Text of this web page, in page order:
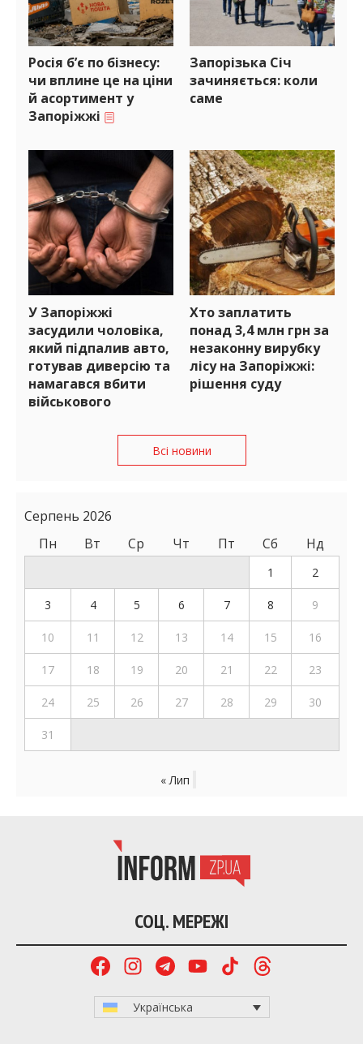
Росія б’є по бізнесу:
чи вплине це на ціни
й асортимент у
Запоріжжі
Запорізька Січ
зачиняється: коли
саме
У Запоріжжі
засудили чоловіка,
який підпалив авто,
готував диверсію та
намагався вбити
військового
Хто заплатить
понад 3,4 млн грн за
незаконну вирубку
лісу на Запоріжжі:
рішення суду
Всі новини
Серпень 2026
Пн
Вт Ср Чт Пт Сб Нд
1 2
3 4 5 6 7 8 9
10 11 12 13 14 15 16
17 18 19 20 21 22 23
24 25 26 27 28 29 30
31
« Лип
СОЦ. МЕРЕЖІ
Українська